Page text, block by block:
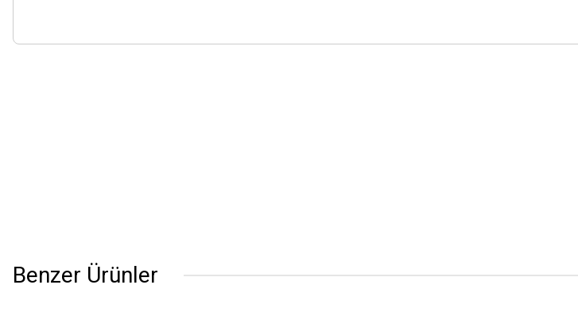
Benzer Ürünler